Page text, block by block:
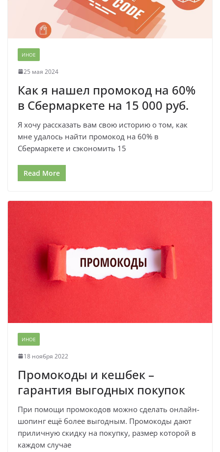
ИНОЕ
25 мая 2024
Как я нашел промокод на 60%
в Сбермаркете на 15 000 руб.
Я хочу рассказать вам свою историю о том, как
мне удалось найти промокод на 60% в
Сбермаркете и сэкономить 15
Read More
ИНОЕ
18 ноября 2022
Промокоды и кешбек –
гарантия выгодных покупок
При помощи промокодов можно сделать онлайн-
шопинг ещё более выгодным. Промокоды дают
приличную скидку на покупку, размер которой в
каждом случае